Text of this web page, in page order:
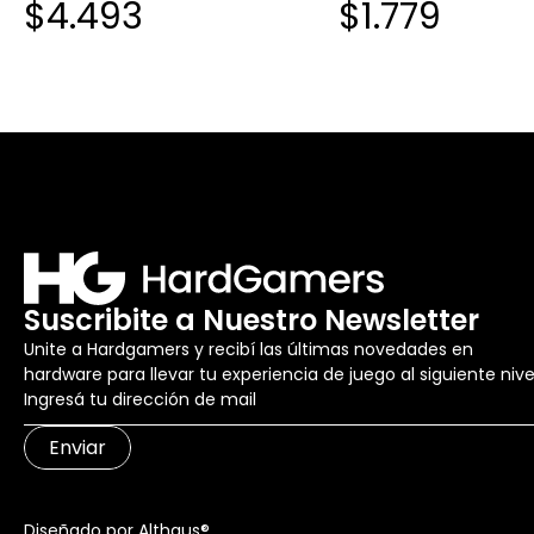
$4.493 $1.779
Suscribite a Nuestro Newsletter
Unite a Hardgamers y recibí las últimas novedades en
hardware para llevar tu experiencia de juego al siguiente
Enviar